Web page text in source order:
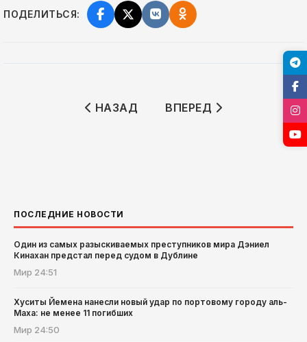
ПОДЕЛИТЬСЯ:
ПРЕДЫДУЩИЙ: БОЛЕЛЬЩИКИ
НАЗАД СЛЕДУЮЩИЙ: ТРАМП
ВПЕРЕД
ПОСЛЕДНИЕ НОВОСТИ
Один из самых разыскиваемых преступников мира Дэниел
Кинахан предстал перед судом в Дублине
Мир 24:51
Хуситы Йемена нанесли новый удар по портовому городу аль-
Маха: не менее 11 погибших
Мир 24:50